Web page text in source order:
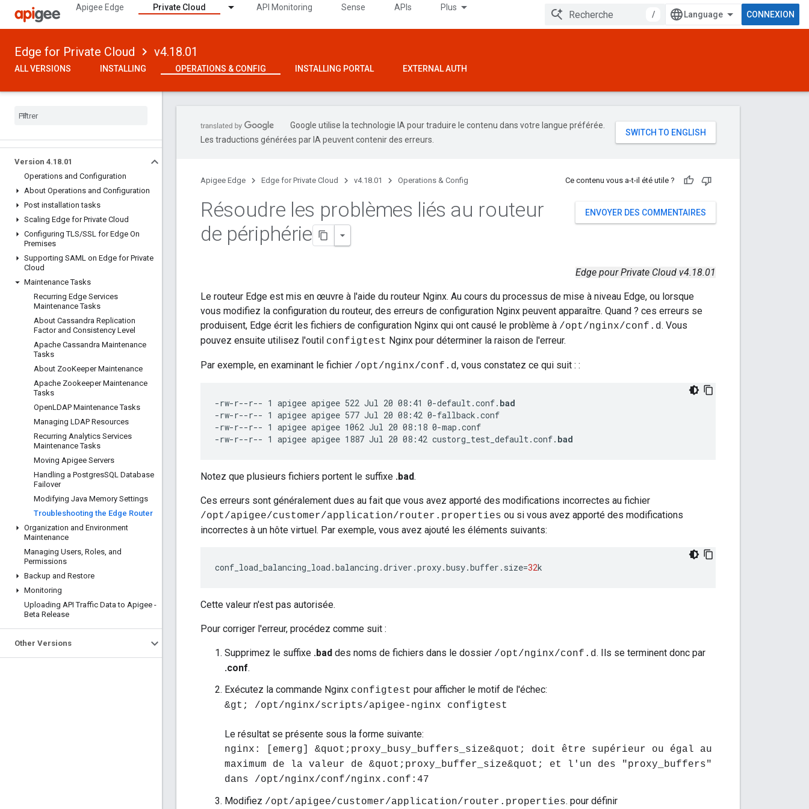
Apigee Edge Private Cloud API Monitoring Sense APIs Plus
/ CONNEXION
Edge for Private Cloud v4.18.01
ALL VERSIONS INSTALLING OPERATIONS & CONFIG INSTALLING PORTAL EXTERNAL AUTH
Version 4.18.01
Operations and Configuration
About Operations and Configuration
Post installation tasks
Scaling Edge for Private Cloud
Configuring TLS/SSL for Edge On
Premises
Supporting SAML on Edge for Private
Cloud
Maintenance Tasks
Recurring Edge Services
Maintenance Tasks
About Cassandra Replication
Factor and Consistency Level
Apache Cassandra Maintenance
Tasks
About ZooKeeper Maintenance
Apache Zookeeper Maintenance
Tasks
OpenLDAP Maintenance Tasks
Managing LDAP Resources
Recurring Analytics Services
Maintenance Tasks
Moving Apigee Servers
Handling a PostgresSQL Database
Failover
Modifying Java Memory Settings
Troubleshooting the Edge Router
Organization and Environment
Maintenance
Managing Users, Roles, and
Permissions
Backup and Restore
Monitoring
Uploading API Traffic Data to Apigee -
Beta Release
Other Versions
Google utilise la technologie IA pour traduire le contenu dans votre langue préférée.
Les traductions générées par IA peuvent contenir des erreurs.
Apigee Edge Edge for Private Cloud v4.18.01 Operations & Config Ce contenu vous a-t-il été utile ?
ENVOYER DES COMMENTAIRES
Résoudre les problèmes liés au routeur
de périphérie
Edge pour Private Cloud v4.18.01
Le routeur Edge est mis en œuvre à l'aide du routeur Nginx. Au cours du processus de mise à niveau Edge, ou lorsque
vous modifiez la configuration du routeur, des erreurs de configuration Nginx peuvent apparaître. Quand ? ces erreurs se
produisent, Edge écrit les fichiers de configuration Nginx qui ont causé le problème à /opt/nginx/conf.d. Vous
pouvez ensuite utilisez l'outil configtest Nginx pour déterminer la raison de l'erreur.
Par exemple, en examinant le fichier /opt/nginx/conf.d, vous constatez ce qui suit : :
-rw-r--r-- 1 apigee apigee 522 Jul 20 08:41 0-default.conf. bad
-rw-r--r-- 1 apigee apigee 577 Jul 20 08:42 0-fallback.conf
-rw-r--r-- 1 apigee apigee 1062 Jul 20 08:18 0-map.conf
-rw-r--r-- 1 apigee apigee 1887 Jul 20 08:42 custorg_test_default.conf. bad
Notez que plusieurs fichiers portent le suffixe .bad.
Ces erreurs sont généralement dues au fait que vous avez apporté des modifications incorrectes au fichier
/opt/apigee/customer/application/router.properties ou si vous avez apporté des modifications
incorrectes à un hôte virtuel. Par exemple, vous avez ajouté les éléments suivants:
conf_load_balancing_load .balancing .driver .proxy.busy.buffer . size=32k
Cette valeur n'est pas autorisée.
Pour corriger l'erreur, procédez comme suit :
Supprimez le suffixe .bad des noms de fichiers dans le dossier /opt/nginx/conf.d. Ils se terminent donc par
.conf.
Exécutez la commande Nginx configtest pour afficher le motif de l'échec:
&gt; /opt/nginx/scripts/apigee-nginx configtest
Le résultat se présente sous la forme suivante:
nginx: [emerg] &quot;proxy_busy_buffers_size&quot; doit être supérieur ou égal au
maximum de la valeur de &quot;proxy_buffer_size&quot; et l'un des "proxy_buffers"
dans /opt/nginx/conf/nginx.conf:47
Modifiez /opt/apigee/customer/application/router.properties. pour définir